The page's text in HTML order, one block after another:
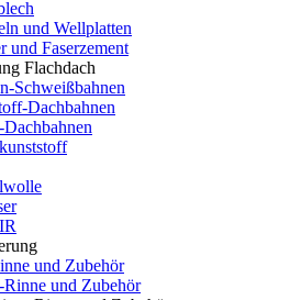
und Wellplatten
und Faserzement
Flachdach
Schweißbahnen
Dachbahnen
und Zubehör
und Zubehör